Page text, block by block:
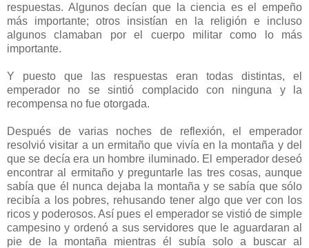
respuestas. Algunos decían que la ciencia es el empeño
más importante; otros insistían en la religión e incluso
algunos clamaban por el cuerpo militar como lo más
importante.
Y puesto que las respuestas eran todas distintas, el
emperador no se sintió complacido con ninguna y la
recompensa no fue otorgada.
Después de varias noches de reflexión, el emperador
resolvió visitar a un ermitaño que vivía en la montaña y del
que se decía era un hombre iluminado. El emperador deseó
encontrar al ermitaño y preguntarle las tres cosas, aunque
sabía que él nunca dejaba la montaña y se sabía que sólo
recibía a los pobres, rehusando tener algo que ver con los
ricos y poderosos. Así pues el emperador se vistió de simple
campesino y ordenó a sus servidores que le aguardaran al
pie de la montaña mientras él subía solo a buscar al